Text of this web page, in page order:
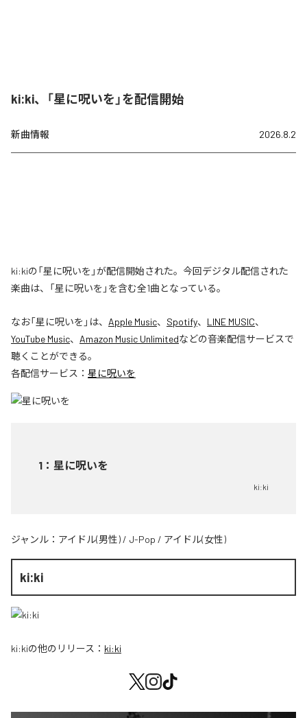
ki:ki、「星に呪いを」を配信開始
新曲情報 2026.8.2
ki:kiの「星に呪いを」が配信開始された。今回デジタル配信された
楽曲は、「星に呪いを」を含む全1曲となっている。
なお「星に呪いを 」は、 Apple Music、 Spotify、 LINE MUSIC、
YouTube Music、 Amazon Music Unlimitedなどの音楽配信サービスで
聴くことができる。
各配信サービス： 星に呪いを
1 ： 星に呪いを
ki:ki
ジャンル： アイドル(男性) / J-Pop / アイドル(女性)
ki:ki
ki:kiの他のリリース： ki:ki